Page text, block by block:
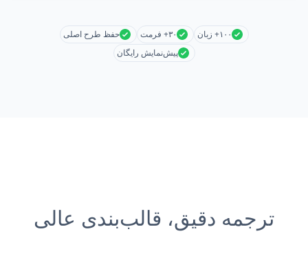
۱۰۰+ زبان ۳۰+ فرمت
حفظ طرح اصلی
پیش‌نمایش رایگان
ترجمه دقیق، قالب‌بندی عالی